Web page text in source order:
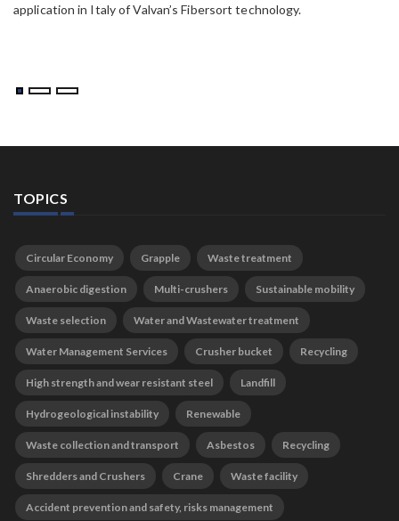
application in Italy of Valvan’s Fibersort technology.
TOPICS
Circular Economy Grapple Waste treatment
Anaerobic digestion Multi-crushers Sustainable mobility
Waste selection Water and Wastewater treatment
Water Management Services Crusher bucket Recycling
High strength and wear resistant steel Landfill
Hydrogeological instability Renewable
Waste collection and transport Asbestos Recycling
Shredders and Crushers Crane Waste facility
Accident prevention and safety, risks management